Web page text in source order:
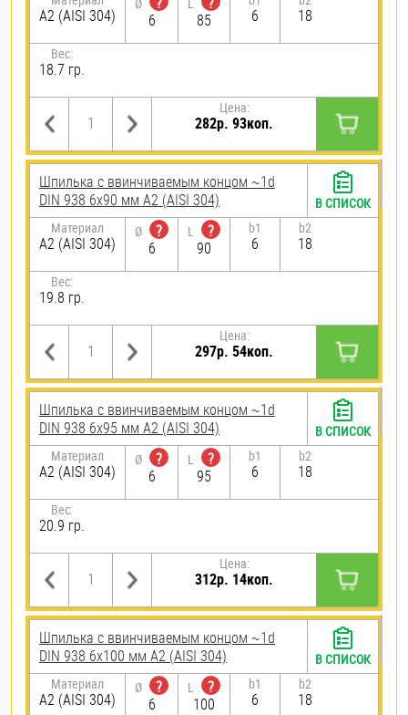
А2 (AISI 304)
6
85
6 18
Вес:
18.7 гр.
Цена:
282р. 93коп.
Шпилька c ввинчиваемым концом ~1d
DIN 938 6х90 мм А2 (AISI 304)
Материал
А2 (AISI 304)
Ø
?
6
L
?
90
b1
6
b2
18
Вес:
19.8 гр.
Цена:
297р. 54коп.
В СПИСОК
Шпилька c ввинчиваемым концом ~1d
DIN 938 6х95 мм А2 (AISI 304)
Материал
А2 (AISI 304)
Ø
?
6
L
?
95
b1
6
b2
18
Вес:
20.9 гр.
Цена:
312р. 14коп.
В СПИСОК
Шпилька c ввинчиваемым концом ~1d
DIN 938 6х100 мм А2 (AISI 304)
Материал
А2 (AISI 304)
Ø
?
6
L
?
100
b1
6
b2
18
В СПИСОК